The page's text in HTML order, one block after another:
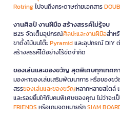
Rotringไปจนถึงกระดาษถ่ายเอกสาร
งานศิลป์ งานฝีมือ สร้างสรรค์ไม่รู้จบ
B2S จัดเต็มอุปกรณ์ศิลปะและงานฝีมือสำห
ขาตั้งไม้บนโต๊ะPyramidและอุปกรณ์ DIY
สร้างสรรค์ได้อย่างไร้ขีดจำกัด
ของเล่นและของขวัญ สุดพิเศษทุกเทศก
มองหาของเล่นเสริมพัฒนาการ หรือของข
สรรของเล่นและของขวัญหลากหลายสไตล์
และรอยยิ้มให้กับคนพิเศษของคุณ ไม่ว่าจะเ
FRIENDS หรือเกมจดหมายรักSIAM